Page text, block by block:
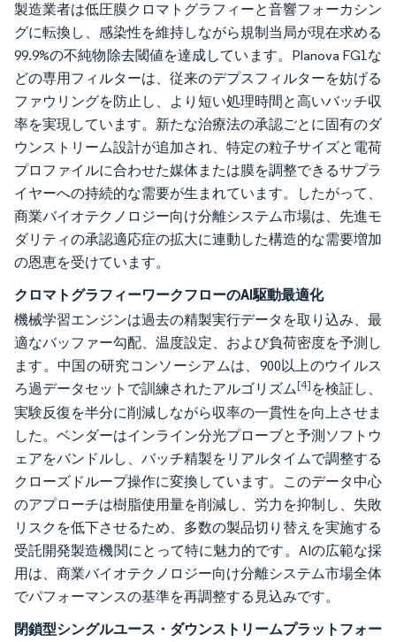
製造業者は低圧膜クロマトグラフィーと音響フォーカシン
グに転換し、感染性を維持しながら規制当局が現在求める
99.9%の不純物除去閾値を達成しています。Planova FG1な
どの専用フィルターは、従来のデプスフィルターを妨げる
ファウリングを防止し、より短い処理時間と高いバッチ収
率を実現しています。新たな治療法の承認ごとに固有のダ
ウンストリーム設計が追加され、特定の粒子サイズと電荷
プロファイルに合わせた媒体または膜を調整できるサプラ
イヤーへの持続的な需要が生まれています。したがって、
商業バイオテクノロジー向け分離システム市場は、先進モ
ダリティの承認適応症の拡大に連動した構造的な需要増加
の恩恵を受けています。
クロマトグラフィーワークフローのAI駆動最適化
機械学習エンジンは過去の精製実行データを取り込み、最
適なバッファー勾配、温度設定、および負荷密度を予測し
ます。中国の研究コンソーシアムは、900以上のウイルス
ろ過データセットで訓練されたアルゴリズム[4]を検証し、
実験反復を半分に削減しながら収率の一貫性を向上させま
した。ベンダーはインライン分光プローブと予測ソフトウ
ェアをバンドルし、バッチ精製をリアルタイムで調整する
クローズドループ操作に変換しています。このデータ中心
のアプローチは樹脂使用量を削減し、労力を抑制し、失敗
リスクを低下させるため、多数の製品切り替えを実施する
受託開発製造機関にとって特に魅力的です。AIの広範な採
用は、商業バイオテクノロジー向け分離システム市場全体
でパフォーマンスの基準を再調整する見込みです。
閉鎖型シングルユース・ダウンストリームプラットフォー